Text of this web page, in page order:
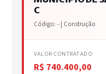
C
Código: - | Construção
VALOR CONTRATADO
R$ 740.400,00